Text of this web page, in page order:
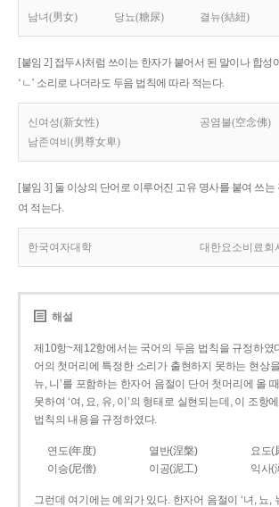
남녀(男女) 당뇨(糖尿) 결뉴(結紐)
[붙임 2] 접두사처럼 쓰이는 한자가 붙어서 된 말이나 합성
‘ㄴ’ 소리로 나더라도 두음 법칙에 따라 적는다.
신여성(新女性)
공염불(空念佛)
남존여비(男尊女卑)
[붙임 3] 둘 이상의 단어로 이루어진 고유 명사를 붙여 쓰는
여 적는다.
한국여자대학 대한요소비료회
해설
제10항~제12항에서는 국어의 두음 법칙을 규정하였
어의 첫머리에 특정한 소리가 출현하지 못하는 현상
뉴, 니’를 포함하는 한자어 음절이 단어 첫머리에 올 때
못하여 ‘여, 요, 유, 이’의 형태로 실현되는데, 이 조항
법칙의 내용을 규정하였다.
연도(年度) 열반(涅槃)
요도(
이승(尼僧)
이공(泥工) 익사(
그런데 여기에는 예외가 있다. 한자어 음절이 ‘녀, 뇨,